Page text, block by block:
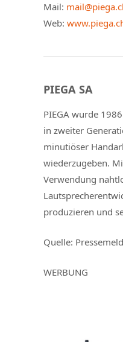
Mail:
Web:
PIEGA SA
PIEGA wurde
in zweiter
minutiöser
wiederzugeben.
Verwendung
produzieren und
Quelle:
WERBUNG